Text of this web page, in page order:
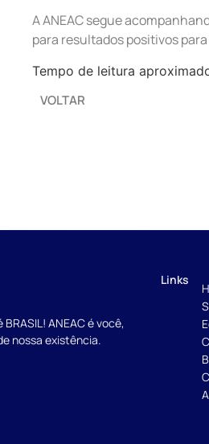
A ANEAC segue
para resultados positivos
Tempo de leitura
VOLTAR
BRASIL! ANEAC é você,
nossa existência.
Links